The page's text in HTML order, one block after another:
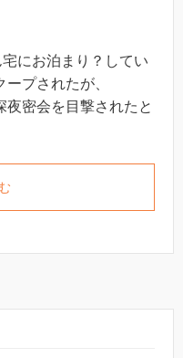
にお泊まり？してい
プされたが、
密会を目撃されたと